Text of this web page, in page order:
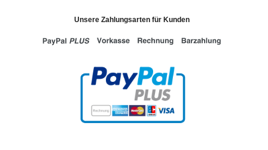
Unsere Zahlungsarten für Kunden